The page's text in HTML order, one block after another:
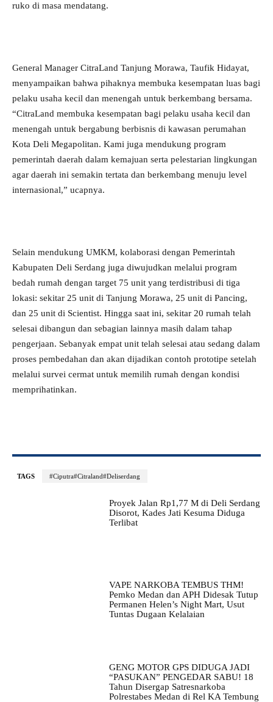
ruko di masa mendatang.
General Manager CitraLand Tanjung Morawa, Taufik Hidayat,
menyampaikan bahwa pihaknya membuka kesempatan luas bagi
pelaku usaha kecil dan menengah untuk berkembang bersama.
“CitraLand membuka kesempatan bagi pelaku usaha kecil dan
menengah untuk bergabung berbisnis di kawasan perumahan
Kota Deli Megapolitan. Kami juga mendukung program
pemerintah daerah dalam kemajuan serta pelestarian lingkungan
agar daerah ini semakin tertata dan berkembang menuju level
internasional,” ucapnya.
Selain mendukung UMKM, kolaborasi dengan Pemerintah
Kabupaten Deli Serdang juga diwujudkan melalui program
bedah rumah dengan target 75 unit yang terdistribusi di tiga
lokasi: sekitar 25 unit di Tanjung Morawa, 25 unit di Pancing,
dan 25 unit di Scientist. Hingga saat ini, sekitar 20 rumah telah
selesai dibangun dan sebagian lainnya masih dalam tahap
pengerjaan. Sebanyak empat unit telah selesai atau sedang dalam
proses pembedahan dan akan dijadikan contoh prototipe setelah
melalui survei cermat untuk memilih rumah dengan kondisi
memprihatinkan.
TAGS #Ciputra#Citraland#Deliserdang
Proyek Jalan Rp1,77 M di Deli Serdang
Disorot, Kades Jati Kesuma Diduga
Terlibat
VAPE NARKOBA TEMBUS THM!
Pemko Medan dan APH Didesak Tutup
Permanen Helen’s Night Mart, Usut
Tuntas Dugaan Kelalaian
GENG MOTOR GPS DIDUGA JADI
“PASUKAN” PENGEDAR SABU! 18
Tahun Disergap Satresnarkoba
Polrestabes Medan di Rel KA Tembung